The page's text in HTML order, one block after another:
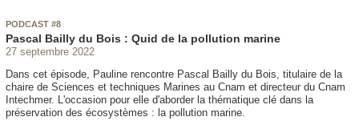
PODCAST #8
Pascal Bailly du Bois : Quid de la pollution marine
27 septembre 2022
Dans cet épisode, Pauline rencontre Pascal Bailly du Bois, titulaire de la
chaire de Sciences et techniques Marines au Cnam et directeur du Cnam
Intechmer. L'occasion pour elle d'aborder la thématique clé dans la
préservation des écosystèmes : la pollution marine.